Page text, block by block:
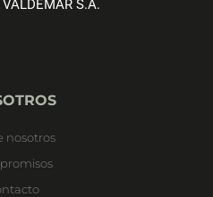
S.A.
nosotros